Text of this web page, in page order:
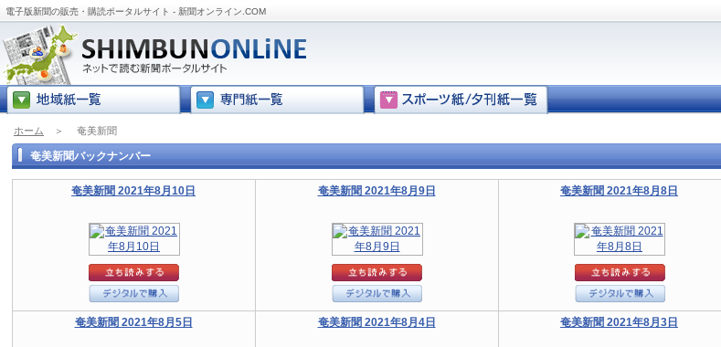
電子版新聞の販売・購読ポータルサイト - 新聞オンライン.COM
ホーム ＞ 奄美新聞
奄美新聞バックナンバー
奄美新聞 2021年8月10日 奄美新聞 2021年8月9日 奄美新聞 2021年8月8日
奄美新聞 2021年8月5日 奄美新聞 2021年8月4日 奄美新聞 2021年8月3日